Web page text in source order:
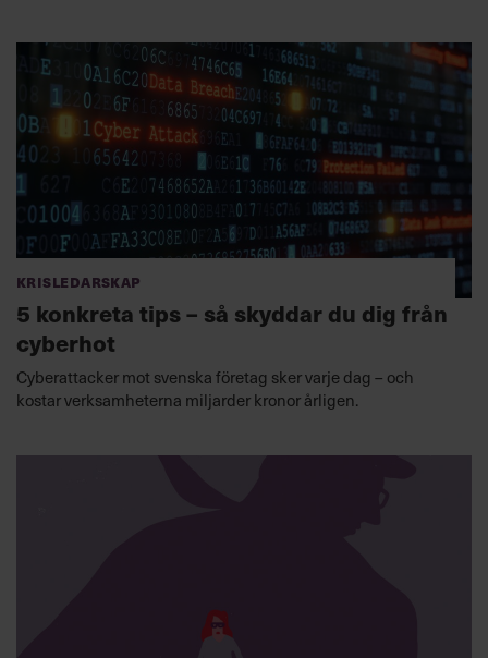
Krisledarskap
5 konkreta tips – så skyddar du dig från
cyberhot
Cyberattacker mot svenska företag sker varje dag – och
kostar verksamheterna miljarder kronor årligen.